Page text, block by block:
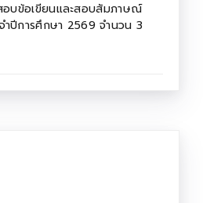
อบข้อเขียนและสอบสัมภาษณ์
ปีการศึกษา 2569 จำนวน 3